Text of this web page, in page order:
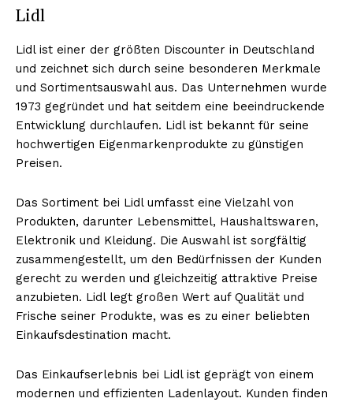
NEWSLETTER ABONNIEREN
Inhalte
Lidl
Lidl ist einer der größten Discounter in Deutschland
und zeichnet sich durch seine besonderen Merkmale
und Sortimentsauswahl aus. Das Unternehmen wurde
1973 gegründet und hat seitdem eine beeindruckende
Entwicklung durchlaufen. Lidl ist bekannt für seine
hochwertigen Eigenmarkenprodukte zu günstigen
Preisen.
Das Sortiment bei Lidl umfasst eine Vielzahl von
Produkten, darunter Lebensmittel, Haushaltswaren,
Elektronik und Kleidung. Die Auswahl ist sorgfältig
zusammengestellt, um den Bedürfnissen der Kunden
gerecht zu werden und gleichzeitig attraktive Preise
anzubieten. Lidl legt großen Wert auf Qualität und
Frische seiner Produkte, was es zu einer beliebten
Einkaufsdestination macht.
Das Einkaufserlebnis bei Lidl ist geprägt von einem
modernen und effizienten Ladenlayout. Kunden finden